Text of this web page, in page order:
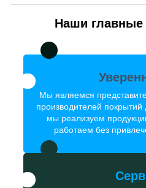
Наши главные
Мы являемся
производителей покрытий
мы реализуем
работаем без